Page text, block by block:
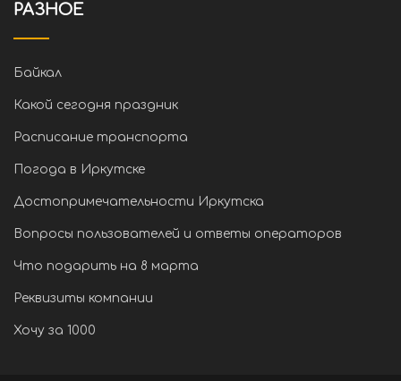
РАЗНОЕ
Байкал
Какой сегодня праздник
Расписание транспорта
Погода в Иркутске
Достопримечательности Иркутска
Вопросы пользователей и ответы операторов
Что подарить на 8 марта
Реквизиты компании
Хочу за 1000